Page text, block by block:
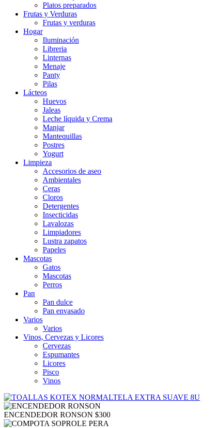
Platos preparados
Frutas y Verduras
Frutas y verduras
Hogar
Iluminación
Libreria
Linternas
Menaje
Panty
Pilas
Lácteos
Huevos
Jaleas
Leche líquida y Crema
Manjar
Mantequillas
Postres
Yogurt
Limpieza
Accesorios de aseo
Ambientales
Ceras
Cloros
Detergentes
Insecticidas
Lavalozas
Limpiadores
Lustra zapatos
Papeles
Mascotas
Gatos
Mascotas
Perros
Pan
Pan dulce
Pan envasado
Varios
Varios
Vinos, Cervezas y Licores
Cervezas
Espumantes
Licores
Pisco
Vinos
ENCENDEDOR RONSON $300